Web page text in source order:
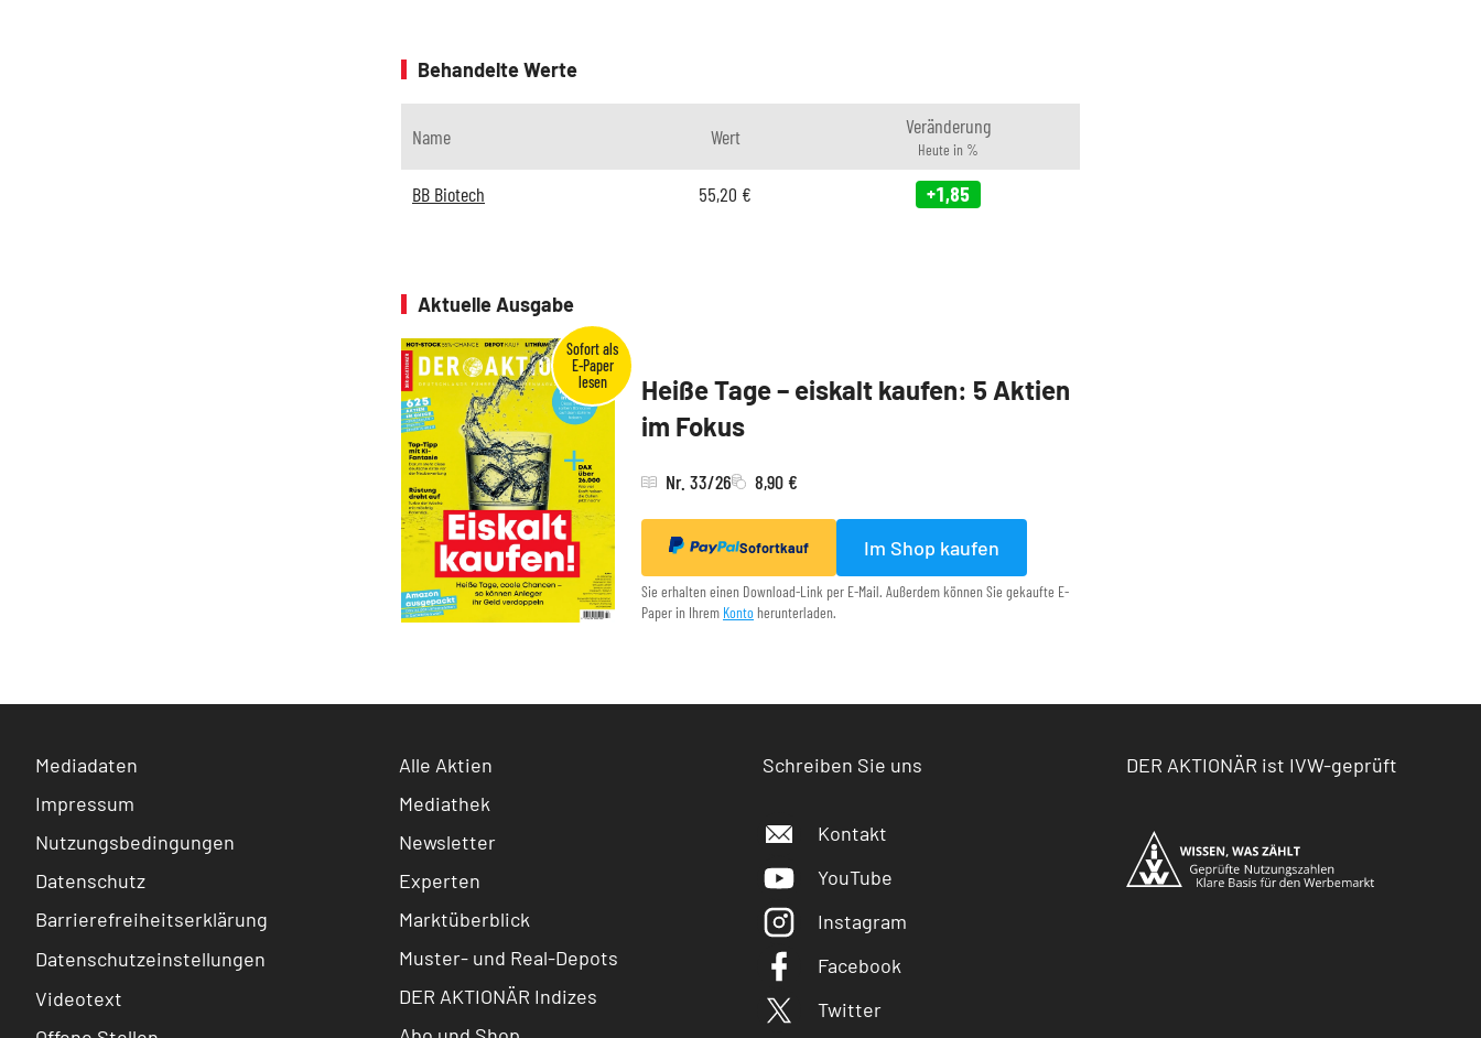
Behandelte Werte
Name Wert Veränderung
Heute in %
BB Biotech 55,20 € +1,85
Aktuelle Ausgabe
Heiße Tage – eiskalt kaufen: 5 Aktien
im Fokus
Nr. 33/26 8,90 €
Sofortkauf Im Shop kaufen
Sie erhalten einen Download-Link per E-Mail. Außerdem können Sie gekaufte E-
Paper in Ihrem Konto herunterladen.
Mediadaten
Impressum
Nutzungsbedingungen
Datenschutz
Barrierefreiheitserklärung
Datenschutzeinstellungen
Videotext
Alle Aktien
Mediathek
Newsletter
Experten
Marktüberblick
Muster- und Real-Depots
DER AKTIONÄR Indizes
Schreiben Sie uns
Kontakt
YouTube
Instagram
Facebook
Twitter
DER AKTIONÄR ist IVW-geprüft